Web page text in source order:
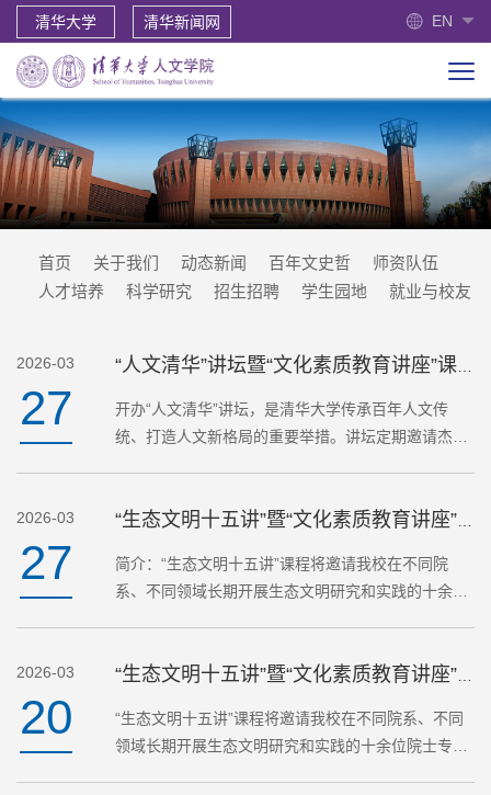
EN
清华大学 清华新闻网
首页 关于我们 动态新闻 百年文史哲
师资队伍
人才培养
科学研究 招生招聘 学生园地 就业与校友
2026-03
27
开办“人文清华”讲坛，是清华大学传承百年人文传
统、打造人文新格局的重要举措。讲坛定期邀请杰出
人文讲席教…
2026-03
27
简介：“生态文明十五讲”课程将邀请我校在不同院
系、不同领域长期开展生态文明研究和实践的十余位
建设实践，分析…
2026-03
20
“生态文明十五讲”课程将邀请我校在不同院系、不同
领域长期开展生态文明研究和实践的十余位院士专家